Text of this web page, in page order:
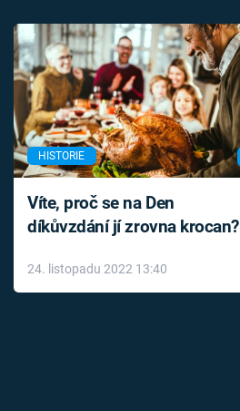
HISTORIE
Víte, proč se na Den
díkůvzdání jí zrovna krocan?
24. listopadu 2022 13:40